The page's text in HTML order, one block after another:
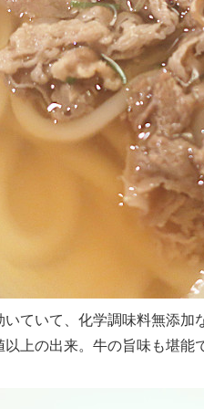
ていて、化学調味料無添
上の出来。牛の旨味も堪能